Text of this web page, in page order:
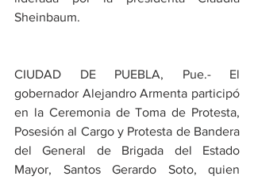
Sheinbaum.
CIUDAD DE PUEBLA, Pue.- El
gobernador Alejandro Armenta participó
en la Ceremonia de Toma de Protesta,
Posesión al Cargo y Protesta de Bandera
del General de Brigada del Estado
Mayor, Santos Gerardo Soto, quien